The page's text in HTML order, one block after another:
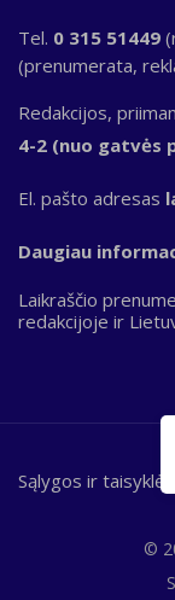
Tel. 0 315 51449
(prenumerata,
Redakcijos,
4-2 (nuo gatvės
El. pašto adresas
Daugiau
Laikraščio
redakcijoje ir
©
Bottom
Sąlygos ir taisyklės